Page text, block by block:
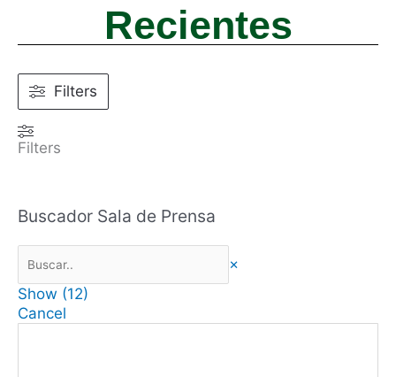
Recientes
Filters
Filters
Buscador Sala de Prensa
×
Show (12)
Cancel